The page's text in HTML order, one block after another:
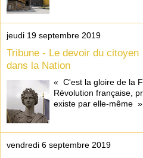
jeudi 19 septembre 2019
Tribune - Le devoir du citoyen
dans la Nation
« C'est la gloire de la
Révolution française,
existe par elle-même
vendredi 6 septembre 2019